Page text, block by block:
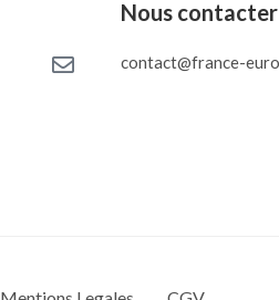
Nous contacter
contact@france-